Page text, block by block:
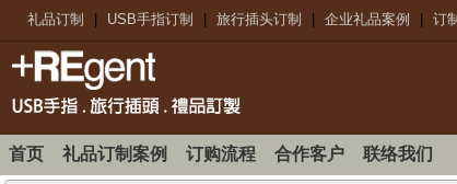
礼品订制 USB手指订制 旅行插头订制 企业礼品案例 订
首页 礼品订制案例 订购流程 合作客户 联络我们